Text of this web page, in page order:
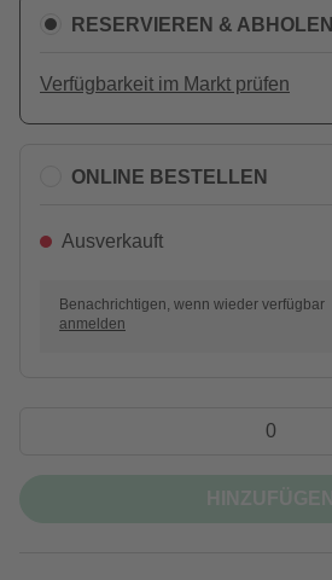
RESERVIEREN & ABHOLEN
Verfügbarkeit im Markt prüfen
ONLINE BESTELLEN
Ausverkauft
Benachrichtigen, wenn wieder verfügbar
anmelden